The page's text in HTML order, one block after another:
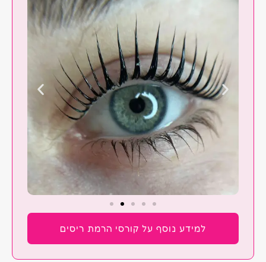
למידע נוסף על קורסי הרמת ריסים